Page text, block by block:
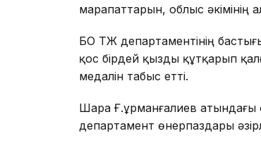
марапаттарын, облыс әкімінің
БҚО ТЖ департаментінің
қос бірдей қызды құтқарып
медалін табыс етті.
Шара Ғ.Құрманғалиев
департамент өнерпаздары